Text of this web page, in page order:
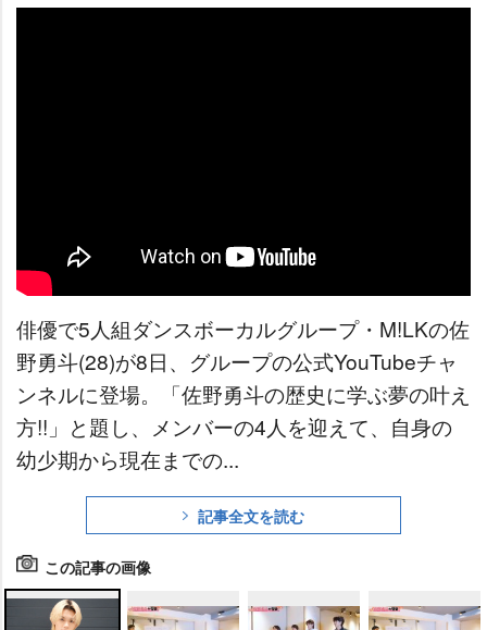
俳優で5人組ダンスボーカルグループ・M!LKの佐
野勇斗(28)が8日、グループの公式YouTubeチャ
ンネルに登場。「佐野勇斗の歴史に学ぶ夢の叶え
方!!」と題し、メンバーの4人を迎えて、自身の
幼少期から現在までの...
記事全文を読む
この記事の画像